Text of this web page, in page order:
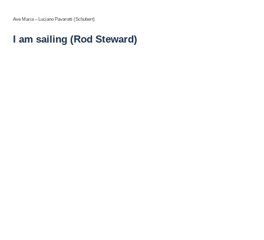
Ave Maria – Luciano Pavarotti (Schubert)
I am sailing (Rod Steward)